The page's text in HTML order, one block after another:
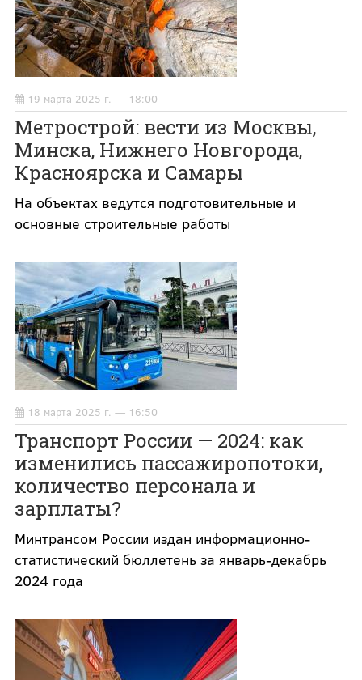
19 марта 2025 г. — 18:00
Метрострой: вести из Москвы,
Минска, Нижнего Новгорода,
Красноярска и Самары
На объектах ведутся подготовительные и
основные строительные работы
18 марта 2025 г. — 16:50
Транспорт России — 2024: как
изменились пассажиропотоки,
количество персонала и
зарплаты?
Минтрансом России издан информационно-
статистический бюллетень за январь-декабрь
2024 года